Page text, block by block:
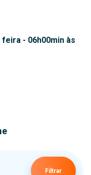
- 06h00min às
Filtrar